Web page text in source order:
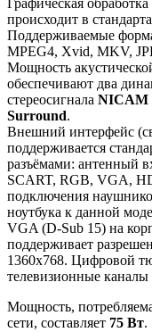
Графическая
происходит в
Поддерживаемые
MPEG4, Xvid, MKV,
Мощность
обеспечивают два
стереосигнала NICAM
Surround.
Внешний интерфейс
поддерживается
разъёмами: антенный
SCART, RGB, VGA,
подключения
ноутбука к данной
VGA (D-Sub 15) на
поддерживает
1360x768. Цифровой
телевизионные каналы
Мощность,
сети, составляет 75 Вт.